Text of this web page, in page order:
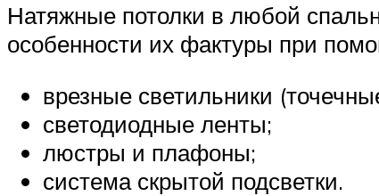
Натяжные потолки в любой
особенности их фактуры при
врезные светильники
светодиодные ленты;
люстры и плафоны;
система скрытой подсветки.